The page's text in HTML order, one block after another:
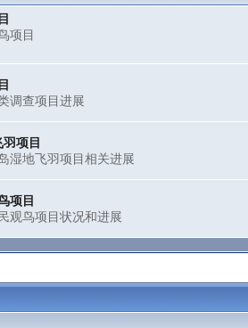
项目
调查项目进展
项目
湿地飞羽项目相关进展
项目
观鸟项目状况和进展